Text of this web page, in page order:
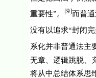
重要性”。
[9]而普
没有以追求“封闭
系化并非普通法主
无章、逻辑跳脱、
将从中总结体系思